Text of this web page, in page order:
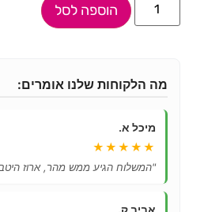
הוספה לסל
מה הלקוחות שלנו אומרים:
מיכל א.
★★★★★
"המשלוח הגיע ממש מהר, ארוז
אביב ק.